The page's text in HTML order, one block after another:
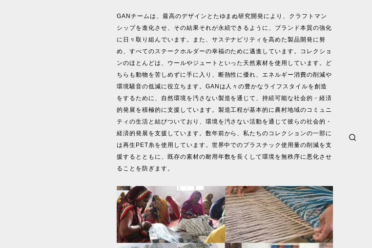
GANチームは、最高のデザインとたゆまぬ研究開発により、クラフトマン
シップを進化させ、その結果それが永続できるように、ブランド本質の強化
に日々取り組んでいます。また、サステナビリティを高めた製品開発に努
め、すべてのステークホルダーの幸福のために邁進しています。コレクショ
ンのほとんどは、ウールやジュートといった天然素材を使用しています。ど
ちらも動物を苦しめずに手に入り、断熱性に優れ、エネルギー消費の削減や
環境騒音の低減に役立ちます。GANは人々の豊かなライフスタイルを創造
をするために、自然環境を汚さない製造を通じて、持続可能な社会的・経済
的発展を積極的に支援しています。製造工程が基本的に農村地域のコミュニ
ティの生活と結びついており、環境を汚さない活動を通じて彼らの社会的・
経済的発展を支援しています。数年前から、私たちのコレクションの一部に
は再生PET糸を使用しています。世界中でのプラスチック使用量の削減を支
援するとともに、既存の素材の耐用年数を長くして環境を無秩序に悪化させ
ることを防ぎます。